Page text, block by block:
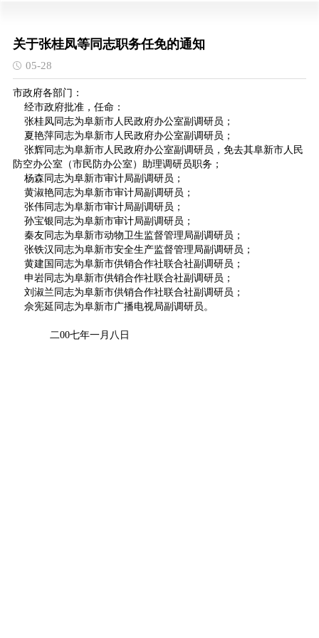
关于张桂凤等同志职务任免的通知
05-28
市政府各部门：
经市政府批准，任命：
张桂凤同志为阜新市人民政府办公室副调研员；
夏艳萍同志为阜新市人民政府办公室副调研员；
张辉同志为阜新市人民政府办公室副调研员，免去其阜新市人民
防空办公室（市民防办公室）助理调研员职务；
杨森同志为阜新市审计局副调研员；
黄淑艳同志为阜新市审计局副调研员；
张伟同志为阜新市审计局副调研员；
孙宝银同志为阜新市审计局副调研员；
秦友同志为阜新市动物卫生监督管理局副调研员；
张铁汉同志为阜新市安全生产监督管理局副调研员；
黄建国同志为阜新市供销合作社联合社副调研员；
申岩同志为阜新市供销合作社联合社副调研员；
刘淑兰同志为阜新市供销合作社联合社副调研员；
佘宪延同志为阜新市广播电视局副调研员。
二00七年一月八日